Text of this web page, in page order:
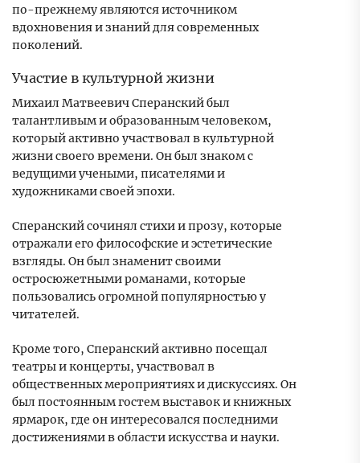
по-прежнему являются источником
вдохновения и знаний для современных
поколений.
Участие в культурной жизни
Михаил Матвеевич Сперанский был
талантливым и образованным человеком,
который активно участвовал в культурной
жизни своего времени. Он был знаком с
ведущими учеными, писателями и
художниками своей эпохи.
Сперанский сочинял стихи и прозу, которые
отражали его философские и эстетические
взгляды. Он был знаменит своими
остросюжетными романами, которые
пользовались огромной популярностью у
читателей.
Кроме того, Сперанский активно посещал
театры и концерты, участвовал в
общественных мероприятиях и дискуссиях. Он
был постоянным гостем выставок и книжных
ярмарок, где он интересовался последними
достижениями в области искусства и науки.